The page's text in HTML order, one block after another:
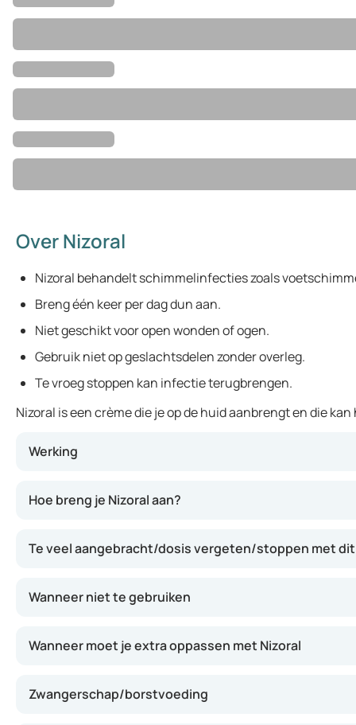
Over Nizoral
Nizoral behandelt schimmelinfecties zoals
Breng één keer per dag dun aan.
Niet geschikt voor open wonden of ogen.
Gebruik niet op geslachtsdelen zonder overleg.
Te vroeg stoppen kan infectie terugbrengen.
Nizoral is een crème die je op de huid aanbrengt en die
Werking
Hoe breng je Nizoral aan?
Te veel aangebracht/dosis vergeten/stoppen met
Wanneer niet te gebruiken
Wanneer moet je extra oppassen met Nizoral
Zwangerschap/borstvoeding